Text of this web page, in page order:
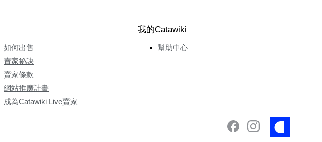
如何出售
賣家祕訣
賣家條款
網站推廣計畫
成為Catawiki Live賣家
我的Catawiki
幫助中心